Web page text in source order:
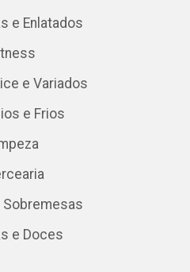
e Enlatados
e Variados
e Frios
Sobremesas
e Doces